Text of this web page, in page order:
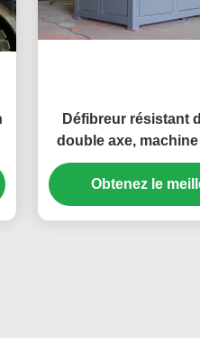
Défibreur résistant
double axe,
de carton de
Obtenez le